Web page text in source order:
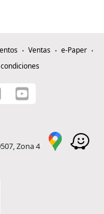
Ventas
e-Paper
Zona 4